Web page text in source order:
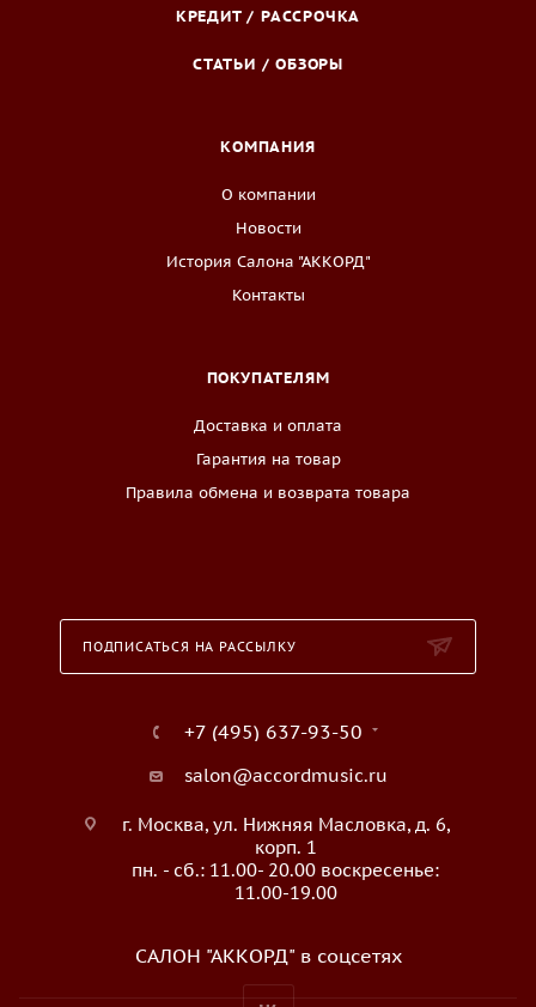
КРЕДИТ / РАССРОЧКА
СТАТЬИ / ОБЗОРЫ
КОМПАНИЯ
О компании
Новости
История Салона "АККОРД"
Контакты
ПОКУПАТЕЛЯМ
Доставка и оплата
Гарантия на товар
Правила обмена и возврата товара
ПОДПИСАТЬСЯ НА РАССЫЛКУ
+7 (495) 637-93-50
salon@accordmusic.ru
г. Москва, ул. Нижняя Масловка, д. 6,
корп. 1
пн. - сб.: 11.00- 20.00 воскресенье:
11.00-19.00
САЛОН "АККОРД" в соцсетях